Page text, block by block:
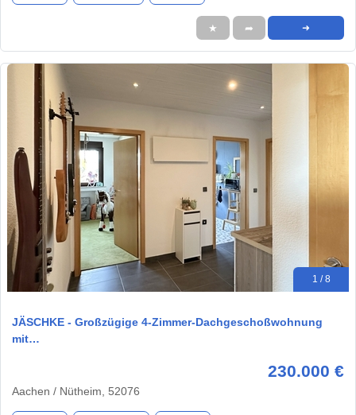
★ ➦ ➜
1 / 8
JÄSCHKE - Großzügige 4-Zimmer-Dachgeschoßwohnung
mit…
230.000 €
Aachen / Nütheim, 52076